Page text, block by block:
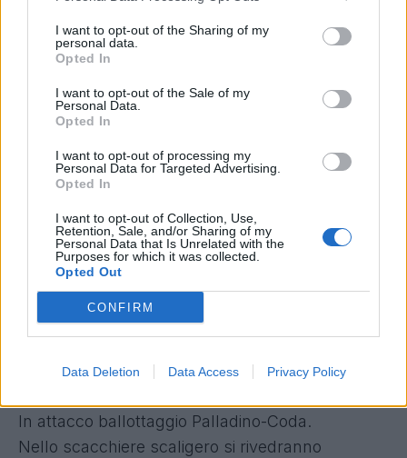
I want to opt-out of the Sharing of my
personal data.
Opted In
I want to opt-out of the Sale of my
Personal Data.
Opted In
I want to opt-out of processing my
Personal Data for Targeted Advertising.
Opted In
I want to opt-out of Collection, Use,
Retention, Sale, and/or Sharing of my
Personal Data that Is Unrelated with the
Purposes for which it was collected.
Opted Out
CONFIRM
Data Deletion Data Access Privacy Policy
causa Diamanti, nel tridente ballottaggio
Gilardino-Joaquin per completare l'attacco con
Salah e Ilicic. Ancora panchina dunque per
Mario Gomez.
Recuperato Cassani, torna a disposizion Lila.
In attacco ballottaggio Palladino-Coda.
Nello scacchiere scaligero si rivedranno